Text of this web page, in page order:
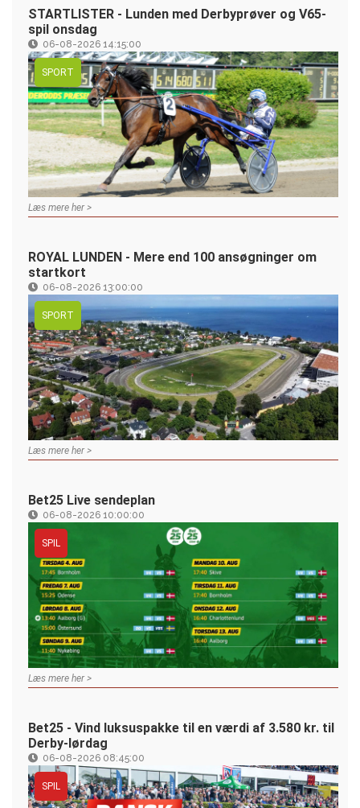
STARTLISTER - Lunden med Derbyprøver og V65-
spil onsdag
06-08-2026 14:15:00
SPORT
Læs mere her >
ROYAL LUNDEN - Mere end 100 ansøgninger om
startkort
06-08-2026 13:00:00
SPORT
Læs mere her >
Bet25 Live sendeplan
06-08-2026 10:00:00
SPIL
Læs mere her >
Bet25 - Vind luksuspakke til en værdi af 3.580 kr. til
Derby-lørdag
06-08-2026 08:45:00
SPIL